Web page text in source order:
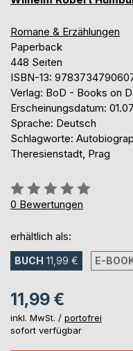
Romane & Erzählungen
Paperback
448 Seiten
ISBN-13:
Verlag: BoD - Books on
Erscheinungsdatum:
Sprache: Deutsch
Schlagworte:
Theresienstadt, Prag
Bewertung::
0%
0 Bewertungen
erhältlich als:
BUCH 11,99 € E-
11,99 €
inkl. MwSt. / portofrei
sofort verfügbar